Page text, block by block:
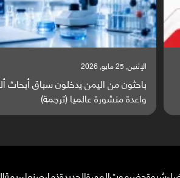
السبت, 23 مايو, 2026
صراع دولي يتصاعد قرب اليمن والبحر
ساحة مواجهة عالمية (ترجمة)